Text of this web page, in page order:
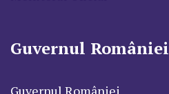
Guvernul României
Guvernul României